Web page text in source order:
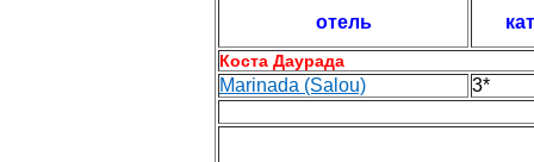
отель
Коста Даурада
Marinada (Salou) 3*